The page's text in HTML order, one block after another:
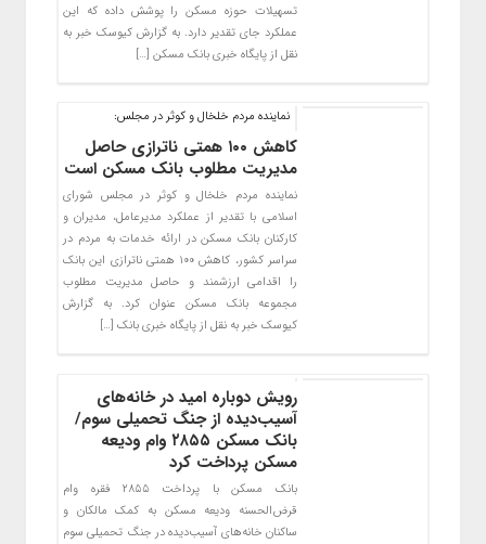
تسهیلات حوزه مسکن را پوشش داده که این
عملکرد جای تقدیر دارد. به گزارش کیوسک خبر به
نقل از پایگاه خبری بانک مسکن […]
نماینده مردم خلخال و کوثر در مجلس:
کاهش ۱۰۰ همتی ناترازی حاصل
مدیریت مطلوب بانک مسکن است
نماینده مردم خلخال و کوثر در مجلس شورای
اسلامی با تقدیر از عملکرد مدیرعامل، مدیران و
کارکنان بانک مسکن در ارائه خدمات به مردم در
سراسر کشور، کاهش ۱۰۰ همتی ناترازی این بانک
را اقدامی ارزشمند و حاصل مدیریت مطلوب
مجموعه بانک مسکن عنوان کرد. به گزارش
کیوسک خبر به نقل از پایگاه خبری بانک […]
رویش دوباره امید در خانه‌های
آسیب‌دیده از جنگ تحمیلی سوم/
بانک مسکن ۲۸۵۵ وام ودیعه
مسکن پرداخت کرد
بانک مسکن با پرداخت ۲۸۵۵ فقره وام
قرض‌الحسنه ودیعه مسکن به کمک مالکان و
ساکنان خانه‌های آسیب‌دیده در جنگ تحمیلی سوم